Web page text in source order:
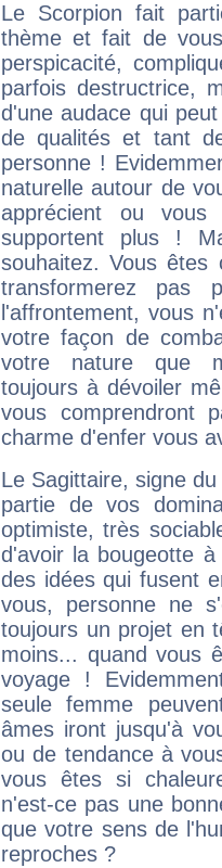
Le Scorpion fait
thème et fait de
perspicacité,
parfois destructrice,
d'une audace qui
de qualités et tant
personne !
naturelle autour de
apprécient ou
supportent plus !
souhaitez. Vous
transformerez pas
l'affrontement, vous
votre façon de
votre nature que
toujours à dévoiler
vous comprendront
charme d'enfer vous
Le Sagittaire, signe
partie de vos
optimiste, très
d'avoir la bougeotte
des idées qui fusent
vous, personne ne
toujours un projet en
moins... quand vous
voyage !
seule femme
âmes iront jusqu'à
ou de tendance à
vous êtes si
n'est-ce pas une
que votre sens de
reproches ?